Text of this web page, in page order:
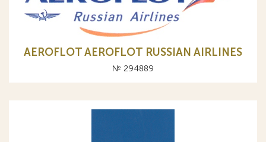
AEROFLOT AEROFLOT RUSSIAN AIRLINES
№ 294889